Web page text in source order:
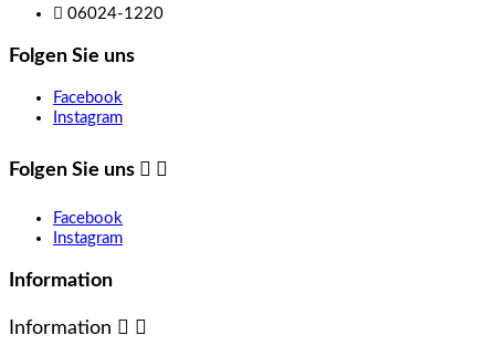
06024-1220
Folgen Sie uns
Facebook
Instagram
Folgen Sie uns  
Facebook
Instagram
Information
Information  